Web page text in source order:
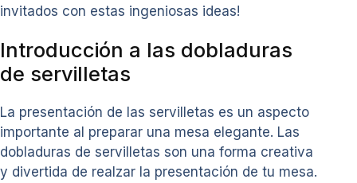
invitados con estas ingeniosas ideas!
Introducción a las dobladuras
de servilletas
La presentación de las servilletas es un aspecto
importante al preparar una mesa elegante. Las
dobladuras de servilletas son una forma creativa
y divertida de realzar la presentación de tu mesa.